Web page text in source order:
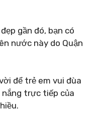
gần đó, bạn có
nước này do Quận
để trẻ em vui đùa
trực tiếp của